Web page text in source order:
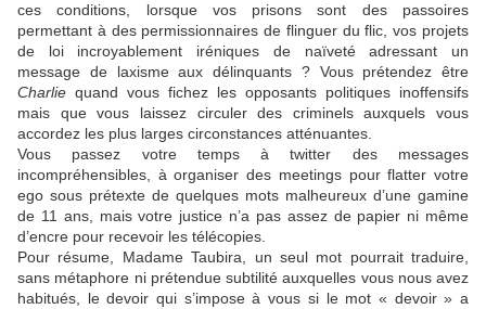
ces conditions, lorsque vos prisons sont des passoires
permettant à des permissionnaires de flinguer du flic, vos projets
de loi incroyablement iréniques de naïveté adressant un
message de laxisme aux délinquants ? Vous prétendez être
Charlie quand vous fichez les opposants politiques inoffensifs
mais que vous laissez circuler des criminels auxquels vous
accordez les plus larges circonstances atténuantes.
Vous passez votre temps à twitter des messages
incompréhensibles, à organiser des meetings pour flatter votre
ego sous prétexte de quelques mots malheureux d’une gamine
de 11 ans, mais votre justice n’a pas assez de papier ni même
d’encre pour recevoir les télécopies.
Pour résume, Madame Taubira, un seul mot pourrait traduire,
sans métaphore ni prétendue subtilité auxquelles vous nous avez
habitués, le devoir qui s’impose à vous si le mot « devoir » a